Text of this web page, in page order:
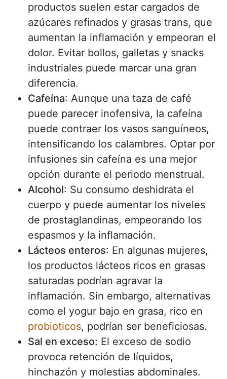
productos suelen estar cargados de
azúcares refinados y grasas trans, que
aumentan la inflamación y empeoran el
dolor. Evitar bollos, galletas y snacks
industriales puede marcar una gran
diferencia.
Cafeína: Aunque una taza de café
puede parecer inofensiva, la cafeína
puede contraer los vasos sanguíneos,
intensificando los calambres. Optar por
infusiones sin cafeína es una mejor
opción durante el periodo menstrual.
Alcohol: Su consumo deshidrata el
cuerpo y puede aumentar los niveles
de prostaglandinas, empeorando los
espasmos y la inflamación.
Lácteos enteros: En algunas mujeres,
los productos lácteos ricos en grasas
saturadas podrían agravar la
inflamación. Sin embargo, alternativas
como el yogur bajo en grasa, rico en
probioticos, podrían ser beneficiosas.
Sal en exceso: El exceso de sodio
provoca retención de líquidos,
hinchazón y molestias abdominales.